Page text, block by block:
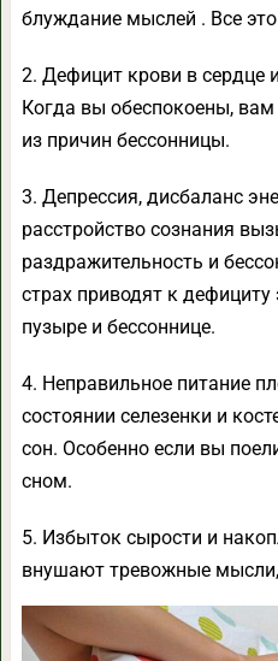
блуждание мыслей . Все
2. Дефицит крови в сердце
Когда вы обеспокоены,
из причин бессонницы.
3. Депрессия, дисбаланс
расстройство сознания
раздражительность и
страх приводят к
пузыре и бессоннице.
4. Неправильное питание
состоянии селезенки и
сон. Особенно если вы
сном.
5. Избыток сырости и
внушают тревожные